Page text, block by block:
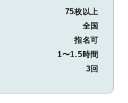
75枚以上
全国
指名可
1〜1.5時間
3回